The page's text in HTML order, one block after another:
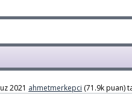
2021 ahmetmerkepci (71.9kpuan)